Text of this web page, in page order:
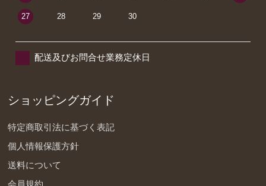
27 28 29 30
配送及びお問合せ業務定休日
ショッピングガイド
特定商取引法に基づく表記
個人情報保護方針
送料について
会員規約